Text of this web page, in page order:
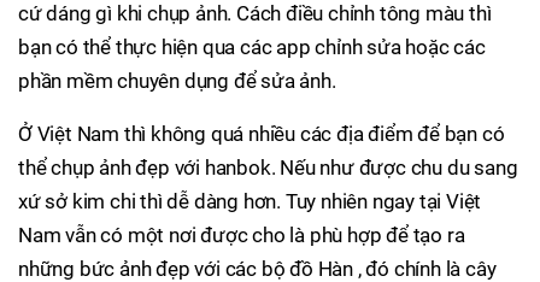
cứ dáng gì khi chụp ảnh. Cách điều chỉnh tông màu thì
bạn có thể thực hiện qua các app chỉnh sửa hoặc các
phần mềm chuyên dụng để sửa ảnh.
Ở Việt Nam thì không quá nhiều các địa điểm để bạn có
thể chụp ảnh đẹp với hanbok. Nếu như được chu du sang
xứ sở kim chi thì dễ dàng hơn. Tuy nhiên ngay tại Việt
Nam vẫn có một nơi được cho là phù hợp để tạo ra
những bức ảnh đẹp với các bộ đồ Hàn , đó chính là cây